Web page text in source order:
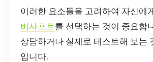
이러한 요소들을 고려하여 자신에
버샤프트 를 선택하는 것이 중요합
상담하거나 실제로 테스트해 보는
입니다.